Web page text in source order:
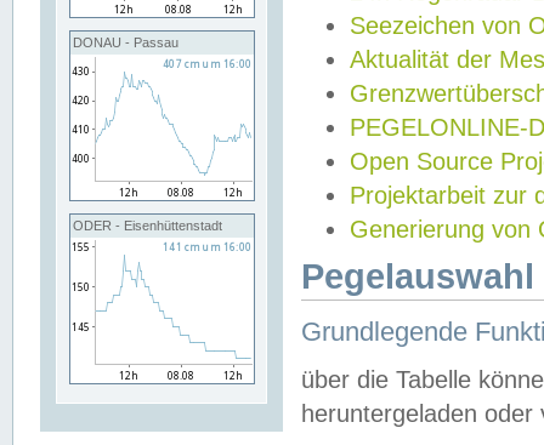
DONAU - Passau
ODER - Eisenhüttenstadt
Seezeichen von
Aktualität der
PEGELONLINE-
Open Source
Projektarbeit zur
Generierung von
Grundlegende
über die Tabelle
heruntergeladen oder